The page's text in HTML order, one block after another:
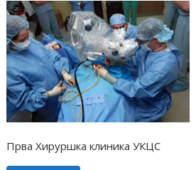
Прва Хируршка клиника УКЦС